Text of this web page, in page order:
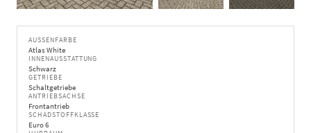
AUSSENFARBE
Atlas White
INNENAUSSTATTUNG
Schwarz
GETRIEBE
Schaltgetriebe
ANTRIEBSACHSE
Frontantrieb
SCHADSTOFFKLASSE
Euro 6